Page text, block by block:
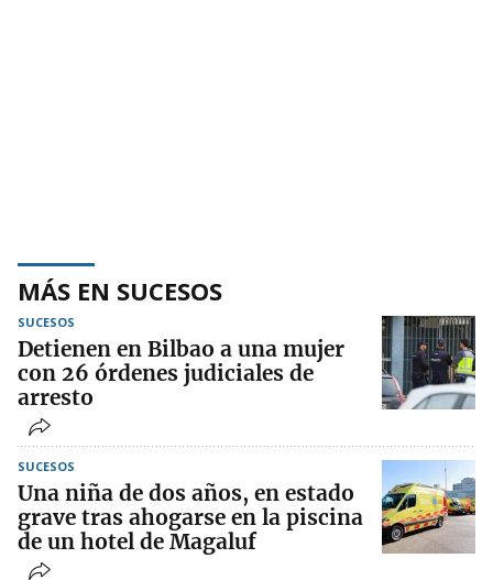
MÁS EN SUCESOS
SUCESOS
Detienen en Bilbao a una mujer
con 26 órdenes judiciales de
arresto
SUCESOS
Una niña de dos años, en estado
grave tras ahogarse en la piscina
de un hotel de Magaluf